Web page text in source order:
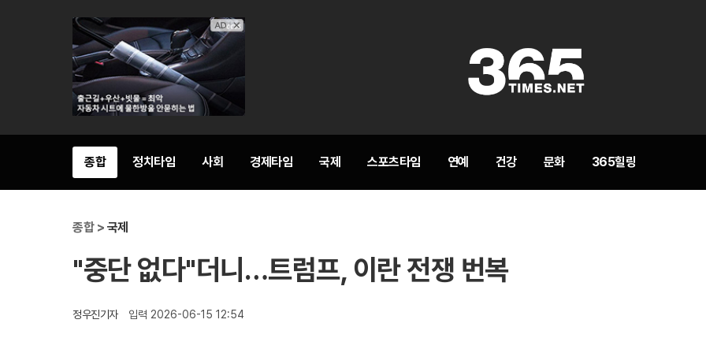
종합 정치타임 사회 경제타임 국제 스포츠타임 연예 건강 문화 365힐링
종합 > 국제
"중단 없다"더니…트럼프, 이란 전쟁 번복
정우진기자 입력 2026-06-15 12:54